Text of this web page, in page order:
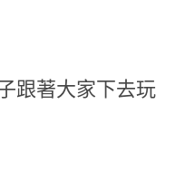
跟著大家下去玩